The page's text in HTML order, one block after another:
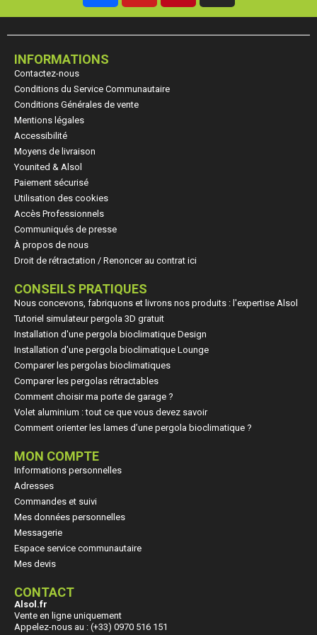
INFORMATIONS
Contactez-nous
Conditions du Service Communautaire
Conditions Générales de vente
Mentions légales
Accessibilité
Moyens de livraison
Younited & Alsol
Paiement sécurisé
Utilisation des cookies
Accès Professionnels
Communiqués de presse
À propos de nous
Droit de rétractation / Renoncer au contrat ici
CONSEILS PRATIQUES
Nous concevons, fabriquons et livrons nos produits : l'expertise Alsol
Tutoriel simulateur pergola 3D gratuit
Installation d'une pergola bioclimatique Design
Installation d'une pergola bioclimatique Lounge
Comparer les pergolas bioclimatiques
Comparer les pergolas rétractables
Comment choisir ma porte de garage ?
Volet aluminium : tout ce que vous devez savoir
Comment orienter les lames d’une pergola bioclimatique ?
MON COMPTE
Informations personnelles
Adresses
Commandes et suivi
Mes données personnelles
Messagerie
Espace service communautaire
Mes devis
CONTACT
Alsol.fr
Vente en ligne uniquement
Appelez-nous au : (+33) 0970 516 151